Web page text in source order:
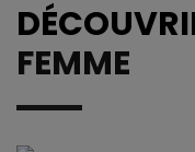
FEMME